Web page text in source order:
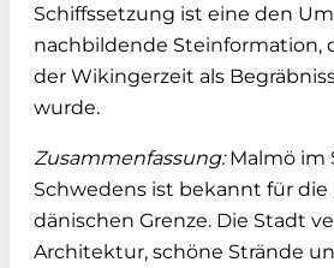
Schiffssetzung ist eine den
nachbildende Steinformation,
der Wikingerzeit als
wurde.
Zusammenfassung:Malmö im
Schwedens ist bekannt für die
dänischen Grenze. Die Stadt
Architektur, schöne Strände